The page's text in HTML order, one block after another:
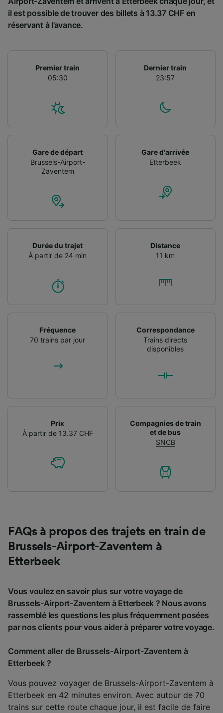
il est possible de trouver des billets à 13.37 CHF en
réservant à l’avance.
Premier train
05:30
Dernier train
23:57
Gare de départ
Brussels-Airport-
Zaventem
Gare d'arrivée
Etterbeek
Durée du trajet
À partir de 24 min
Distance
11 km
Fréquence
70 trains par jour
Correspondance
Trains directs
disponibles
Prix
À partir de 13.37 CHF
Compagnies de train
et de bus
SNCB
FAQs à propos des trajets en train de
Brussels-Airport-Zaventem à
Etterbeek
Vous voulez en savoir plus sur votre voyage de
Brussels-Airport-Zaventem à Etterbeek ? Nous avons
rassemblé les questions les plus fréquemment posées
par nos clients pour vous aider à préparer votre voyage.
Comment aller de Brussels-Airport-Zaventem à
Etterbeek ?
Vous pouvez voyager de Brussels-Airport-Zaventem à
Etterbeek en 42 minutes environ. Avec autour de 70
trains sur cette route chaque jour, il est facile de faire
Utiliser des données de géolocalisation
précises. Analyser activement les
caractéristiques de l’appareil pour
informations sur un appareil. Publicités et
performance des publicités et du contenu,
études d’audience et développement de
Liste de nos partenaires (fournisseurs)